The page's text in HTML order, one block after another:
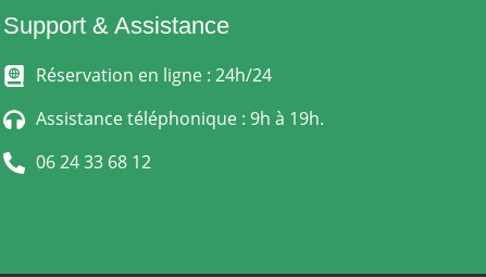
Support & Assistance
Réservation en ligne : 24h/24
Assistance téléphonique : 9h à 19h.
06 24 33 68 12